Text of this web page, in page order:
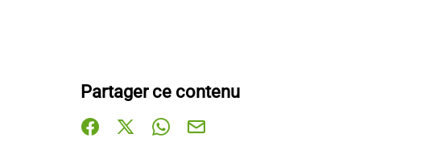
Partager ce contenu
Partager sur Facebook (nouvelle fenêtre)
Partager sur X / Twitter (nouvelle fenêtre)
Partager sur WhatsApp
Partager par mail